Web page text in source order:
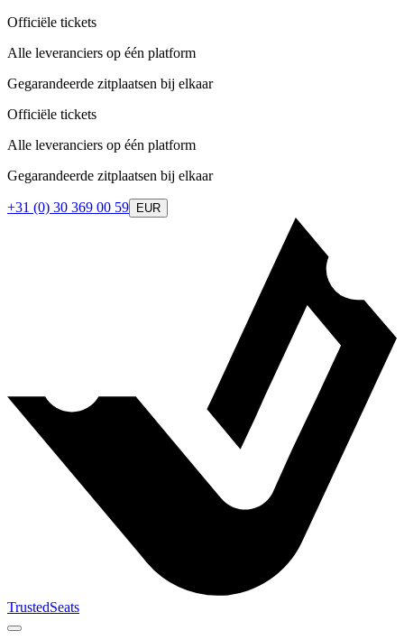
Officiële tickets
Alle leveranciers op één platform
Gegarandeerde zitplaatsen bij elkaar
Officiële tickets
Alle leveranciers op één platform
Gegarandeerde zitplaatsen bij elkaar
+31 (0) 30 369 00 59 EUR
TrustedSeats